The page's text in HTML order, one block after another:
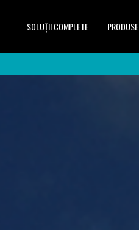
SOLUŢII COMPLETE PRODUSE